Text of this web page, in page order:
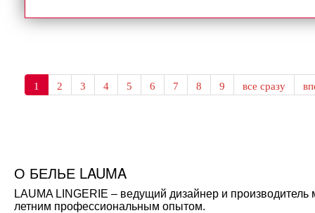
1 2 3 4 5 6 7 8 9 все сразу
О БЕЛЬЕ LAUMA
LAUMA LINGERIE – ведущий дизайнер и
летним профессиональным опытом.